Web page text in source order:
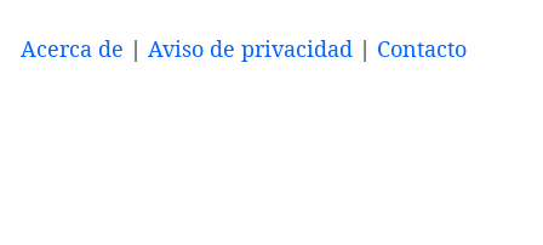
Acerca de | Aviso de privacidad | Contacto